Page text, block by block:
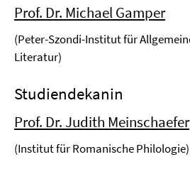
Prof. Dr. Michael Gamper
(Peter-Szondi-Institut für
Literatur)
Studiendekanin
Prof. Dr. Judith Meinschaefer
(Institut für Romanische Philologie)